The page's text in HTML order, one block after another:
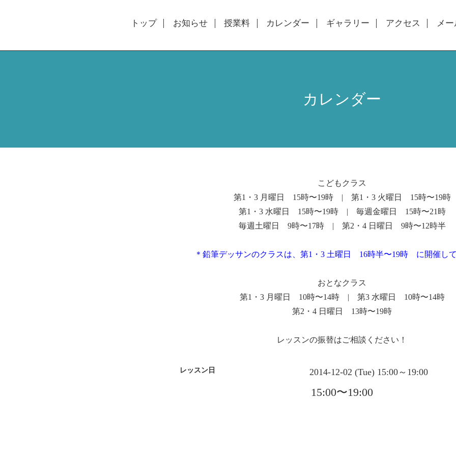
トップ お知らせ 授業料 カレンダー ギャラリー アクセス メ
カレンダー
こどもクラス
第1・3 月曜日 15時〜19時 | 第1・3 火曜日 15時〜19時
第1・3 水曜日 15時〜19時 | 毎週金曜日 15時〜21時
毎週土曜日 9時〜17時 | 第2・4 日曜日 9時〜12時半
＊鉛筆デッサンのクラスは、第1・3 土曜日 16時半〜19時 に開催し
おとなクラス
第1・3 月曜日 10時〜14時 | 第3 水曜日 10時〜14時
第2・4 日曜日 13時〜19時
レッスンの振替はご相談ください！
レッスン日 2014-12-02 (Tue) 15:00～19:00
15:00〜19:00